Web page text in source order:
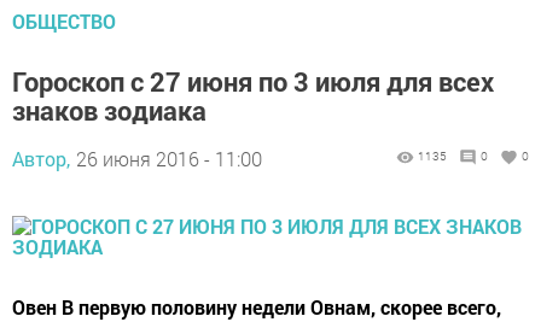
ОБЩЕСТВО
Гороскоп с 27 июня по 3 июля для всех
знаков зодиака
Автор, 26 июня 2016 - 11:00 1135 0 0
Овен В первую половину недели Овнам, скорее всего,